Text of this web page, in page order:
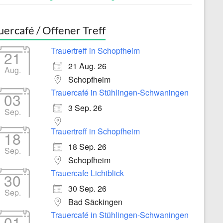
/ Offener Treff
21
Aug.
Trauertreff in Schopfheim
21 Aug. 26
Schopfheim
03
Sep.
Trauercafé in Stühlingen-Schwaningen
3 Sep. 26
18
Sep.
Trauertreff in Schopfheim
18 Sep. 26
Schopfheim
30
Sep.
Trauercafe Lichtblick
30 Sep. 26
Bad Säckingen
Trauercafé in Stühlingen-Schwaningen